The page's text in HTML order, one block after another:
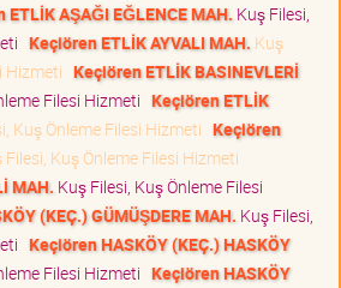
ETLİK AŞAĞI EĞLENCE MAH. Kuş Filesi,
Keçiören ETLİK AYVALI MAH. Kuş
Hizmeti Keçiören ETLİK BASINEVLERİ
Filesi Hizmeti Keçiören ETLİK
Kuş Önleme Filesi Hizmeti Keçiören
Filesi, Kuş Önleme Filesi Hizmeti
MAH. Kuş Filesi, Kuş Önleme Filesi
(KEÇ.) GÜMÜŞDERE MAH. Kuş Filesi,
Keçiören HASKÖY (KEÇ.) HASKÖY
Filesi Hizmeti Keçiören HASKÖY